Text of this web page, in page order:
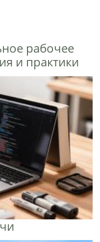
рабочее
и практики